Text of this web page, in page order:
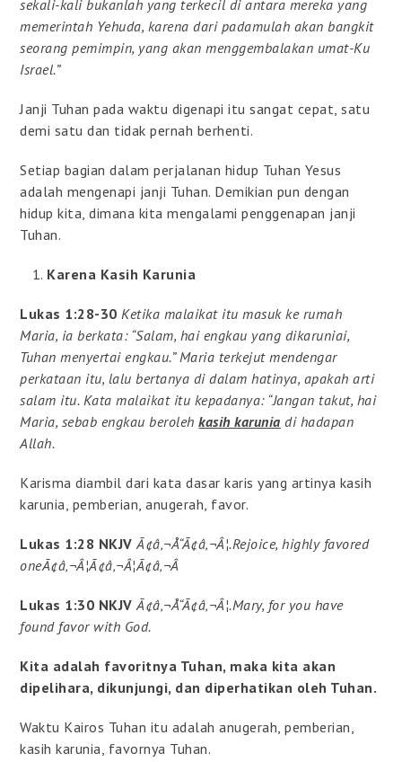
sekali-kali bukanlah yang terkecil di antara mereka yang
memerintah Yehuda, karena dari padamulah akan bangkit
seorang pemimpin, yang akan menggembalakan umat-Ku
Israel.”
Janji Tuhan pada waktu digenapi itu sangat cepat, satu
demi satu dan tidak pernah berhenti.
Setiap bagian dalam perjalanan hidup Tuhan Yesus
adalah mengenapi janji Tuhan. Demikian pun dengan
hidup kita, dimana kita mengalami penggenapan janji
Tuhan.
Karena Kasih Karunia
Lukas 1:28-30 Ketika malaikat itu masuk ke rumah
Maria, ia berkata: “Salam, hai engkau yang dikaruniai,
Tuhan menyertai engkau.” Maria terkejut mendengar
perkataan itu, lalu bertanya di dalam hatinya, apakah arti
salam itu. Kata malaikat itu kepadanya: “Jangan takut, hai
Maria, sebab engkau berolehkasih karunia di hadapan
Allah.
Karisma diambil dari kata dasar karis yang artinya kasih
karunia, pemberian, anugerah, favor.
Lukas 1:28 NKJV Ã¢â‚¬Å“Ã¢â‚¬Â¦.Rejoice, highly favored
oneÃ¢â‚¬Â¦Ã¢â‚¬Â¦Ã¢â‚¬Â
Lukas 1:30 NKJV Ã¢â‚¬Å“Ã¢â‚¬Â¦.Mary, for you have
found favor with God.
Kita adalah favoritnya Tuhan, maka kita akan
dipelihara, dikunjungi, dan diperhatikan oleh Tuhan.
Waktu Kairos Tuhan itu adalah anugerah, pemberian,
kasih karunia, favornya Tuhan.